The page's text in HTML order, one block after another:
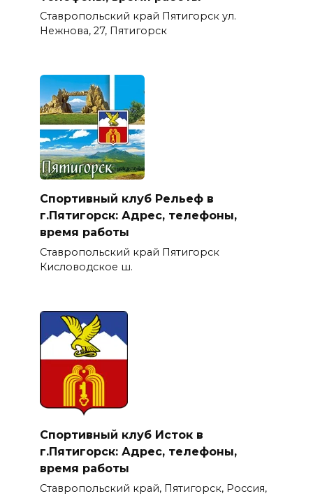
Ставропольский край Пятигорск ул.
Нежнова, 27, Пятигорск
Спортивный клуб Рельеф в
г.Пятигорск: Адрес, телефоны,
время работы
Ставропольский край Пятигорск
Кисловодское ш.
Спортивный клуб Исток в
г.Пятигорск: Адрес, телефоны,
время работы
Ставропольский край, Пятигорск, Россия,